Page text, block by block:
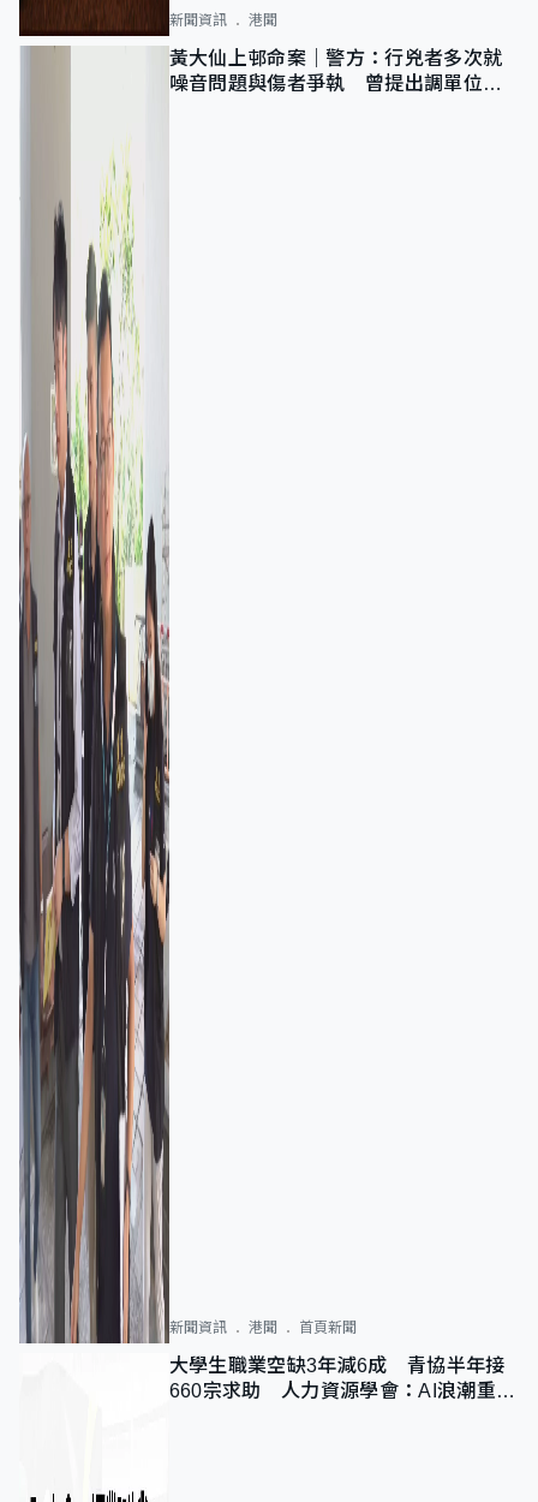
新聞資訊 港聞
黃大仙上邨命案｜警方：行兇者多次就
噪音問題與傷者爭執 曾提出調單位已
新聞資訊 港聞 首頁新聞
大學生職業空缺3年減6成 青協半年接
660宗求助 人力資源學會：AI浪潮重整